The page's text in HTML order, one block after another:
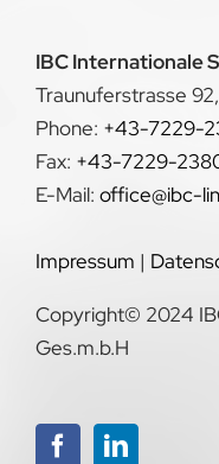
IBC Internationale
Traunuferstrasse
Phone: +43-7229-
Fax: +43-7229-
E-Mail: office@ibc-
Impressum |
Copyright© 2024
Ges.m.b.H